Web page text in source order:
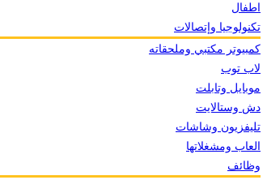
اطفال
تكنولوجيا وإتصالات
كمبيوتر مكتبي وملحقاته
لاب توب
موبايل وتابلت
دش وستالايت
تليفزيون وشاشات
العاب ومشغلاتها
وظائف